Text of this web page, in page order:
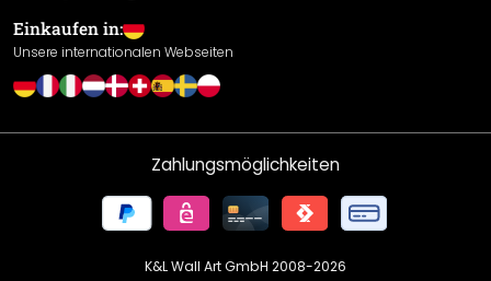
Cookie Einstellungen
Einkaufen in:
Unsere internationalen Webseiten
Zahlungsmöglichkeiten
K&L Wall Art GmbH 2008-2026